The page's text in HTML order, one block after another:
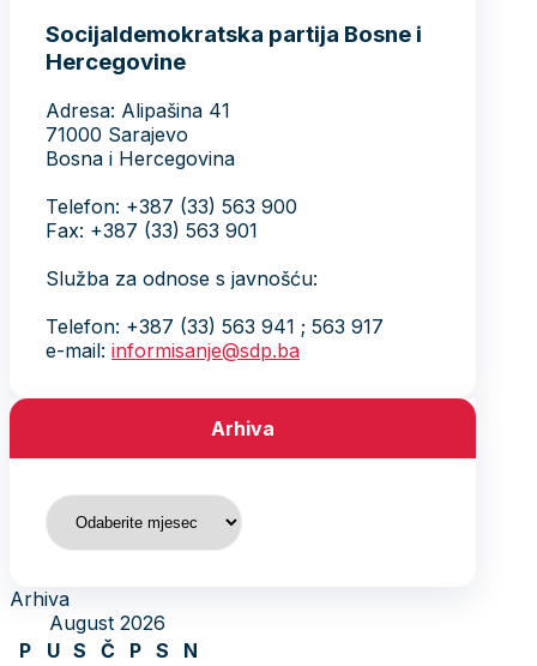
Socijaldemokratska partija Bosne i
Hercegovine
Adresa: Alipašina 41
71000 Sarajevo
Bosna i Hercegovina
Telefon: +387 (33) 563 900
Fax: +387 (33) 563 901
Služba za odnose s javnošću:
Telefon: +387 (33) 563 941 ; 563 917
e-mail: informisanje@sdp.ba
Arhiva
Arhiva
Arhiva
August 2026
P
U S Č P S
N